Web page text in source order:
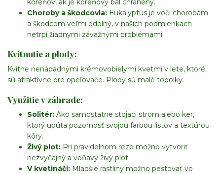
koreňov, ak je koreňový bal chránený.
Choroby a škodcovia: Eukalyptus je voči chorobám
a škodcom veľmi odolný, v našich podmienkach
netrpí žiadnymi závažnými problémami.
Kvitnutie a plody:
Kvitne nenápadnými krémovobielymi kvetmi v lete, ktoré
sú atraktívne pre opeľovače. Plody sú malé tobolky.
Využitie v záhrade:
Solitér: Ako samostatne stojaci strom alebo ker,
ktorý upúta pozornosť svojou farbou listov a textúrou
kôry.
Živý plot: Pri pravidelnom reze možno vytvoriť
nezvyčajný a voňavý živý plot.
V kvetináči: Mladšie rastliny možno pestovať vo